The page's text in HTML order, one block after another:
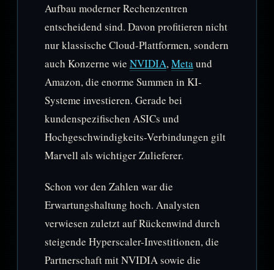
Aufbau moderner Rechenzentren
entscheidend sind. Davon profitieren nicht
nur klassische Cloud-Plattformen, sondern
auch Konzerne wie NVIDIA,Metaund
Amazon, die enorme Summen in KI-
Systeme investieren. Gerade bei
kundenspezifischen ASICs und
Hochgeschwindigkeits-Verbindungen gilt
Marvell als wichtiger Zulieferer.
Schon vor den Zahlen war die
Erwartungshaltung hoch. Analysten
verwiesen zuletzt auf Rückenwind durch
steigende Hyperscaler-Investitionen, die
Partnerschaft mit NVIDIA sowie die